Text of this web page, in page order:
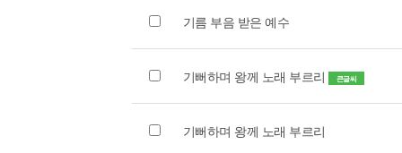
기름 부음 받은 예수
기뻐하며 왕께 노래 부르리 큰글씨
기뻐하며 왕께 노래 부르리